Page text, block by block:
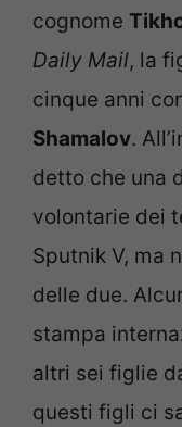
cognome
Daily Mail, la
cinque anni
Shamalov.
detto che una
volontarie dei
Sputnik V, ma
delle due.
stampa
altri sei figlie
questi figli ci